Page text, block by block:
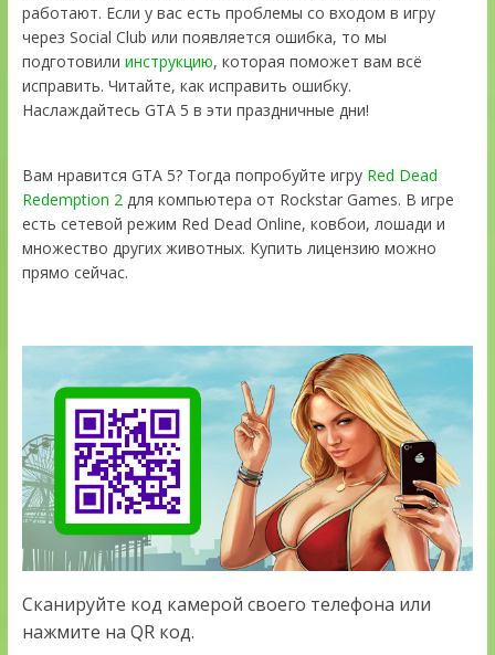
работают. Если у вас есть проблемы со входом в игру
через Social Club или появляется ошибка, то мы
подготовили инструкцию, которая поможет вам всё
исправить. Читайте, как исправить ошибку.
Наслаждайтесь GTA 5 в эти праздничные дни!
Вам нравится GTA 5? Тогда попробуйте игру Red Dead
Redemption 2для компьютера от Rockstar Games. В игре
есть сетевой режим Red Dead Online, ковбои, лошади и
множество других животных. Купить лицензию можно
прямо сейчас.
Сканируйте код камерой своего телефона или
нажмите на QR код.